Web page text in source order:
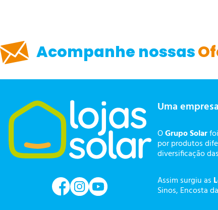
Acompanhe nossas
Uma
OGrupo Solar
por produtos
diversificação
Assim surgiu as
Sinos, Encosta